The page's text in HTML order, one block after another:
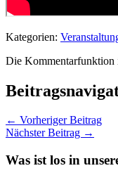
Kategorien:
Die Kommentarfunktion
← Vorheriger Beitrag
Nächster Beitrag →
Was ist los in